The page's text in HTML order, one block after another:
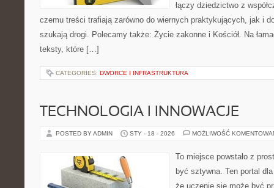
łączy dziedzictwo z
czemu treści trafiają zarówno do wiernych praktykujących, jak i
szukają drogi. Polecamy także: Życie zakonne i Kościół. Na
teksty, które […]
CATEGORIES: DWORCE I INFRASTRUKTURA
TECHNOLOGIA I INNOWACJE
POSTED BY ADMIN STY - 18 - 2026 MOŻLIWOŚĆ
To miejsce powstało z
być sztywna. Ten portal
że uczenie się może być